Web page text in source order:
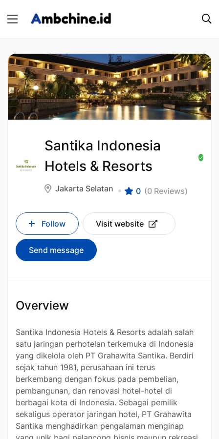
Santika Indonesia
Hotels & Resorts
Jakarta Selatan 0 (0 Reviews)
Follow Visit website
Send message
Overview
Santika Indonesia Hotels & Resorts adalah salah
satu jaringan perhotelan terkemuka di Indonesia
yang dikelola oleh PT Grahawita Santika. Berdiri
sejak tahun 1981, perusahaan ini terus
berkembang dengan fokus pada pembelian,
pembangunan, dan renovasi hotel-hotel di
berbagai kota di Indonesia. Sebagai pemilik
sekaligus operator jaringan hotel, PT Grahawita
Santika menghadirkan pengalaman menginap